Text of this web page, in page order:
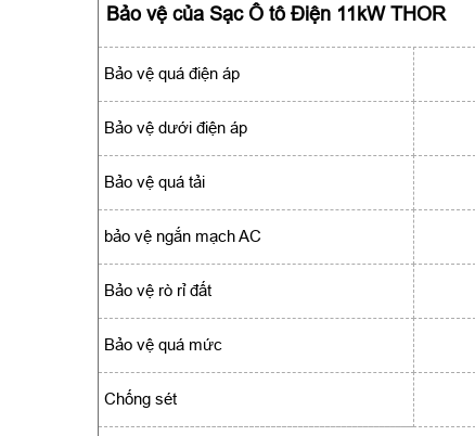
Bảo vệ của Sạc Ô tô Điện 11kW THOR
Bảo vệ quá điện áp
Bảo vệ dưới điện áp
Bảo vệ quá tải
bảo vệ ngắn mạch AC
Bảo vệ rò rỉ đất
Bảo vệ quá mức
Chống sét